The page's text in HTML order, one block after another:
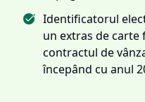
Identificatorul
un extras de carte
contractul de
începând cu anul